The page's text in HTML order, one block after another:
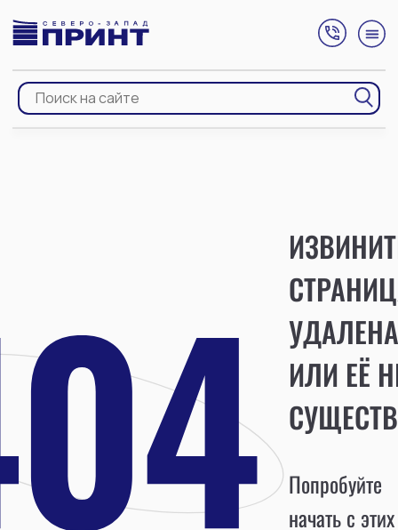
УДАЛЕНА
ИЛИ ЕЁ
Попробуйте
начать с этих